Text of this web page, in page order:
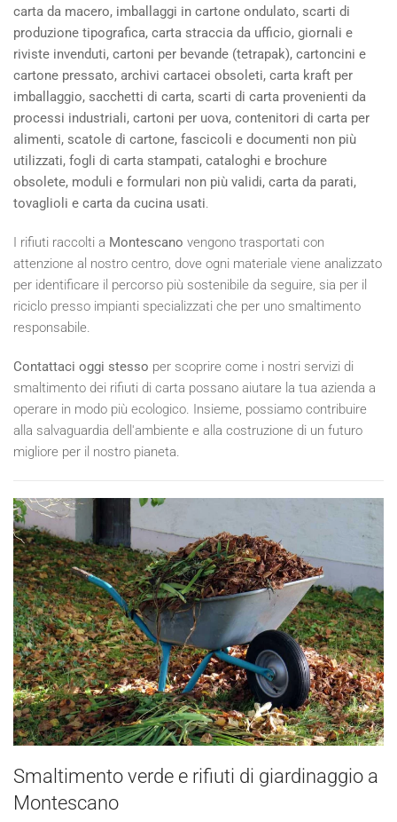
carta da macero, imballaggi in cartone ondulato, scarti di
produzione tipografica, carta straccia da ufficio, giornali e
riviste invenduti, cartoni per bevande (tetrapak), cartoncini e
cartone pressato, archivi cartacei obsoleti, carta kraft per
imballaggio, sacchetti di carta, scarti di carta provenienti da
processi industriali, cartoni per uova, contenitori di carta per
alimenti, scatole di cartone, fascicoli e documenti non più
utilizzati, fogli di carta stampati, cataloghi e brochure
obsolete, moduli e formulari non più validi, carta da parati,
tovaglioli e carta da cucina usati.
I rifiuti raccolti a Montescano vengono trasportati con
attenzione al nostro centro, dove ogni materiale viene analizzato
per identificare il percorso più sostenibile da seguire, sia per il
riciclo presso impianti specializzati che per uno smaltimento
responsabile.
Contattaci oggi stesso per scoprire come i nostri servizi di
smaltimento dei rifiuti di carta possano aiutare la tua azienda a
operare in modo più ecologico. Insieme, possiamo contribuire
alla salvaguardia dell'ambiente e alla costruzione di un futuro
migliore per il nostro pianeta.
Smaltimento verde e rifiuti di giardinaggio a
Montescano